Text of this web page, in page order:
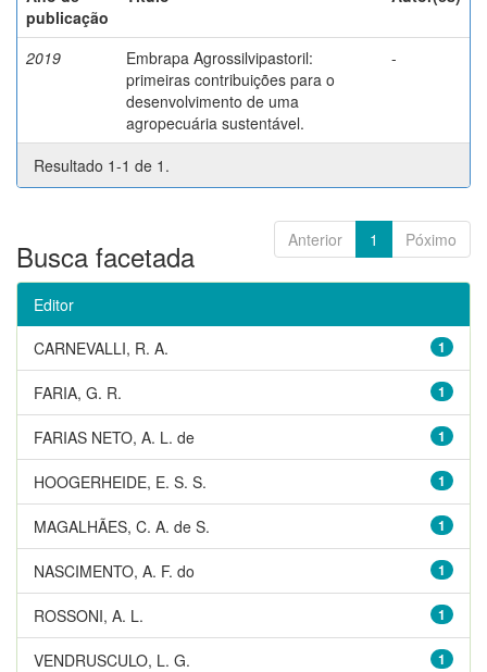
publicação
2019
Embrapa Agrossilvipastoril:
primeiras contribuições para o
desenvolvimento de uma
agropecuária sustentável.
-
Resultado 1-1 de 1.
Anterior 1 Póximo
Busca facetada
Editor
1
CARNEVALLI, R. A.
1
FARIA, G. R.
1
FARIAS NETO, A. L. de
1
HOOGERHEIDE, E. S. S.
1
MAGALHÃES, C. A. de S.
1
NASCIMENTO, A. F. do
1
ROSSONI, A. L.
1
VENDRUSCULO, L. G.